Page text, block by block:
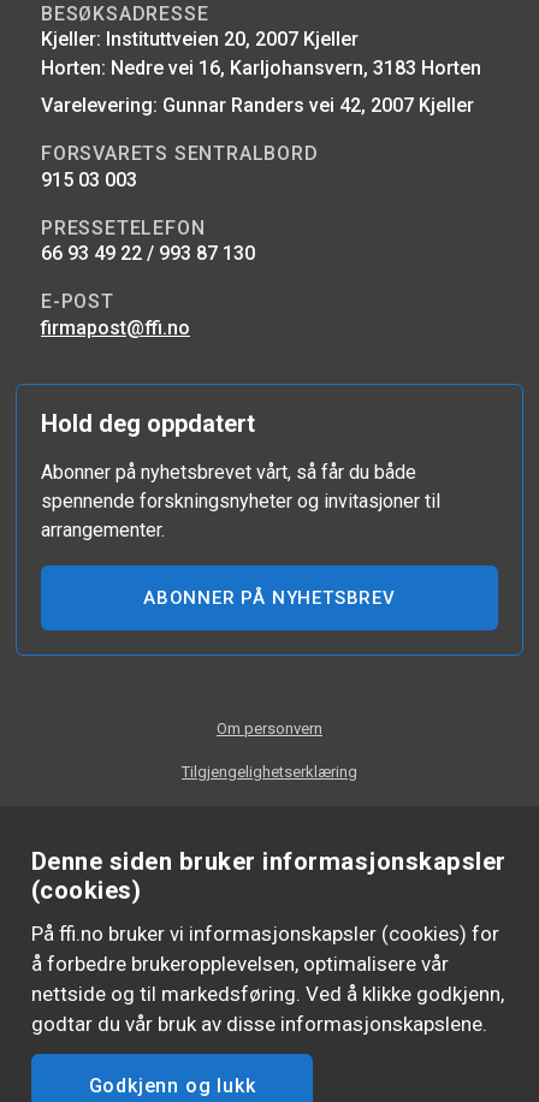
Denne siden bruker informasjonskapsler
(cookies)
På ffi.no bruker vi informasjonskapsler (cookies) for
å forbedre brukeropplevelsen, optimalisere vår
nettside og til markedsføring. Ved å klikke godkjenn,
godtar du vår bruk av disse informasjonskapslene.
Godkjenn og lukk
BESØKSADRESSE
Kjeller: Instituttveien 20, 2007 Kjeller
Horten: Nedre vei 16, Karljohansvern, 3183 Horten
Varelevering: Gunnar Randers vei 42, 2007 Kjeller
FORSVARETS SENTRALBORD
915 03 003
PRESSETELEFON
66 93 49 22 / 993 87 130
E-POST
firmapost@ffi.no
Hold deg oppdatert
Abonner på nyhetsbrevet vårt, så får du både
spennende forskningsnyheter og invitasjoner til
arrangementer.
ABONNER PÅ NYHETSBREV
Om personvern
Tilgjengelighetserklæring